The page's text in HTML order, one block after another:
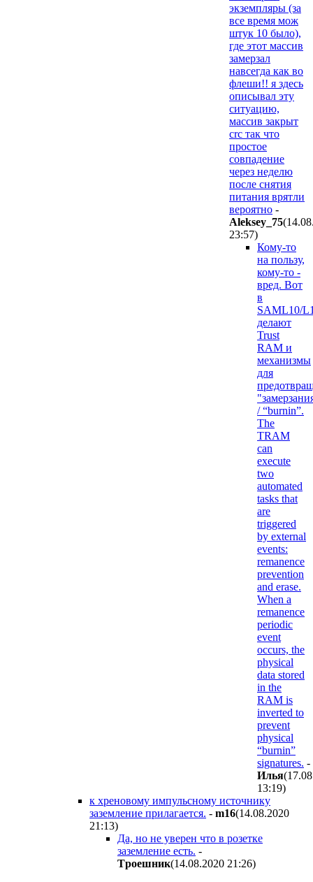
экземпляры (за
все время мож
штук 10 было),
где этот массив
замерзал
навсегда как во
флеши!! я здесь
описывал эту
ситуацию,
массив закрыт
crc так что
простое
совпадение
через неделю
после снятия
питания врятли
вероятно -
Aleksey_75
23:57)
Кому-то
на пользу,
кому-то -
вред. Вот
в
SAML10/
делают
Trust
RAM и
механизмы
для
/ “burnin”.
The
TRAM
can
execute
two
automated
tasks that
are
triggered
by external
events:
remanence
prevention
and erase.
When a
remanence
periodic
event
occurs, the
physical
data stored
in the
RAM is
inverted to
prevent
physical
“burnin”
signatures. -
Илья
13:19)
к хреновому импульсному источнику
заземление прилагается. - m16(14.08.2020
21:13)
Да, но не уверен что в розетке
заземление есть. -
Tpoeшник(14.08.2020 21:26)